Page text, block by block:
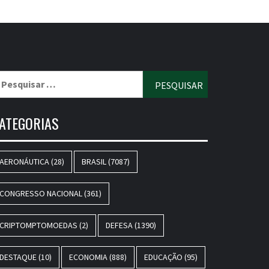
AERONÁUTICA (28) BRASIL (7087)
CONGRESSO NACIONAL (361)
CRIPTOMPTOMOEDAS (2) DEFESA (1390)
DESTAQUE(10) ECONOMIA (888) EDUCAÇÃO (95)